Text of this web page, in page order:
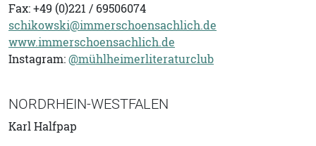
Fax: +49 (0)221 / 69506074
schikowski@immerschoensachlich.de
www.immerschoensachlich.de
Instagram:@mühlheimerliteraturclub
NORDRHEIN-WESTFALEN
Karl Halfpap